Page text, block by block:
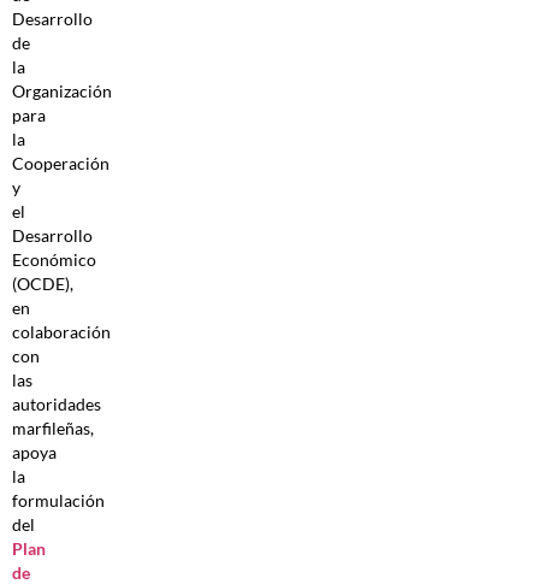
Desarrollo
de
la
Organización
para
la
Cooperación
y
el
Desarrollo
Económico
(OCDE),
en
colaboración
con
las
autoridades
marfileñas,
apoya
la
formulación
del
Plan
de